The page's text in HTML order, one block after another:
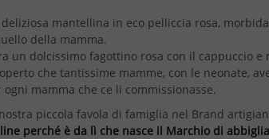
mantellina in eco pelliccia rosa,
della mamma.
un dolcissimo fagottino rosa con il cappuccio
che tantissime mamme, con le neonate,
mamma che ce li commissionasse.
piccola favola di famiglia nel Brand
perché è da lì che nasce il Marchio di